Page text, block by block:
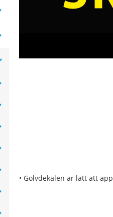
• Golvdekalen är lätt att